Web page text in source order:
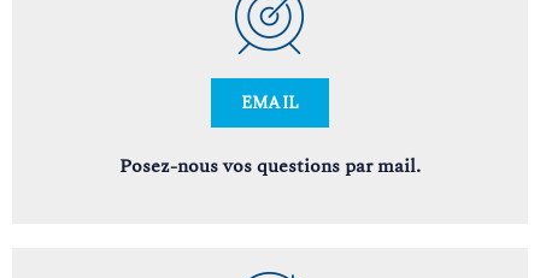
EMAIL
Posez-nous vos questions par mail.